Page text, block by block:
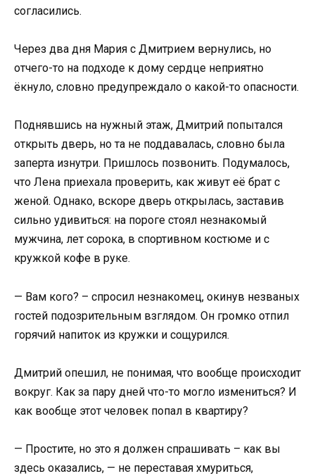
согласились.
Через два дня Мария с Дмитрием вернулись, но
отчего-то на подходе к дому сердце неприятно
ёкнуло, словно предупреждало о какой-то опасности.
Поднявшись на нужный этаж, Дмитрий попытался
открыть дверь, но та не поддавалась, словно была
заперта изнутри. Пришлось позвонить. Подумалось,
что Лена приехала проверить, как живут её брат с
женой. Однако, вскоре дверь открылась, заставив
сильно удивиться: на пороге стоял незнакомый
мужчина, лет сорока, в спортивном костюме и с
кружкой кофе в руке.
— Вам кого? – спросил незнакомец, окинув незваных
гостей подозрительным взглядом. Он громко отпил
горячий напиток из кружки и сощурился.
Дмитрий опешил, не понимая, что вообще происходит
вокруг. Как за пару дней что-то могло измениться? И
как вообще этот человек попал в квартиру?
— Простите, но это я должен спрашивать – как вы
здесь оказались, — не переставая хмуриться,